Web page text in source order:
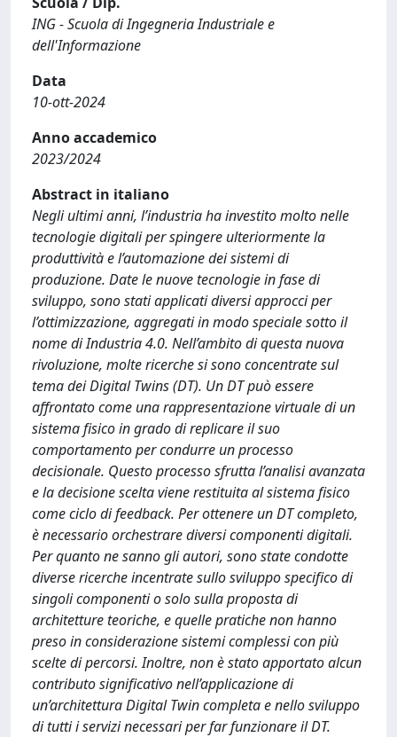
ING - Scuola di Ingegneria Industriale e
dell'Informazione
Data
10-ott-2024
Anno accademico
2023/2024
Abstract in italiano
Negli ultimi anni, l’industria ha investito molto nelle
tecnologie digitali per spingere ulteriormente la
produttività e l’automazione dei sistemi di
produzione. Date le nuove tecnologie in fase di
sviluppo, sono stati applicati diversi approcci per
l’ottimizzazione, aggregati in modo speciale sotto il
nome di Industria 4.0. Nell’ambito di questa nuova
rivoluzione, molte ricerche si sono concentrate sul
tema dei Digital Twins (DT). Un DT può essere
affrontato come una rappresentazione virtuale di un
sistema fisico in grado di replicare il suo
comportamento per condurre un processo
decisionale. Questo processo sfrutta l’analisi avanzata
e la decisione scelta viene restituita al sistema fisico
come ciclo di feedback. Per ottenere un DT completo,
è necessario orchestrare diversi componenti digitali.
Per quanto ne sanno gli autori, sono state condotte
diverse ricerche incentrate sullo sviluppo specifico di
singoli componenti o solo sulla proposta di
architetture teoriche, e quelle pratiche non hanno
preso in considerazione sistemi complessi con più
scelte di percorsi. Inoltre, non è stato apportato alcun
contributo significativo nell’applicazione di
un’architettura Digital Twin completa e nello sviluppo
di tutti i servizi necessari per far funzionare il DT.